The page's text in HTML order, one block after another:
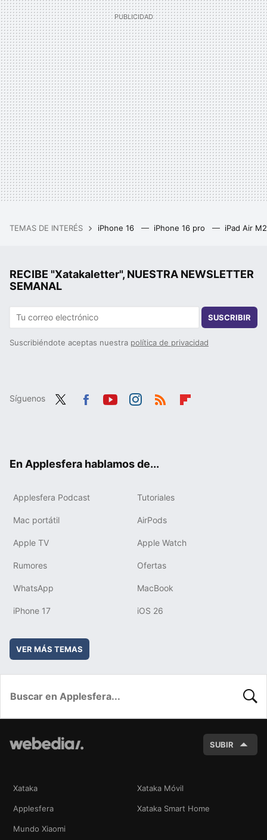
TEMAS DE INTERÉS iPhone 16 iPhone 16 pro iPad Air
RECIBE "Xatakaletter", NUESTRA NEWSLETTER
SEMANAL
SUSCRIBIR
Suscribiéndote aceptas nuestra política de privacidad
Síguenos
En Applesfera hablamos de...
Applesfera Podcast Tutoriales
Mac portátil AirPods
Apple TV Apple Watch
Rumores Ofertas
WhatsApp MacBook
iPhone 17 iOS 26
VER MÁS TEMAS
SUBIR
Xataka Xataka Móvil
Applesfera Xataka Smart Home
Mundo Xiaomi